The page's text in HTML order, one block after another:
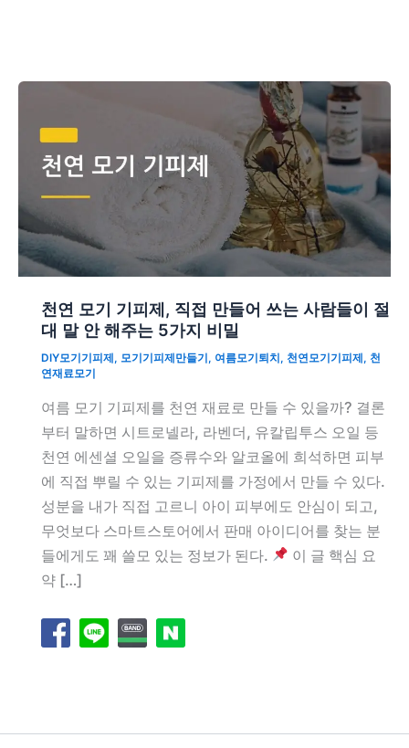
천연 모기 기피제, 직접 만들어 쓰는 사람들이 절
대 말 안 해주는 5가지 비밀
DIY모기기피제 , 모기기피제만들기 , 여름모기퇴치 , 천연모기기피제 , 천
연재료모기
여름 모기 기피제를 천연 재료로 만들 수 있을까? 결론
부터 말하면 시트로넬라, 라벤더, 유칼립투스 오일 등
천연 에센셜 오일을 증류수와 알코올에 희석하면 피부
에 직접 뿌릴 수 있는 기피제를 가정에서 만들 수 있다.
성분을 내가 직접 고르니 아이 피부에도 안심이 되고,
무엇보다 스마트스토어에서 판매 아이디어를 찾는 분
들에게도 꽤 쓸모 있는 정보가 된다.
이 글 핵심 요
약 […]